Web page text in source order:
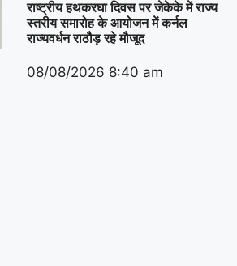
राष्ट्रीय हथकरघा दिवस पर जेकेके में राज्य
स्तरीय समारोह के आयोजन में कर्नल
राज्यवर्धन राठौड़ रहे मौजूद
08/08/2026 8:40 am